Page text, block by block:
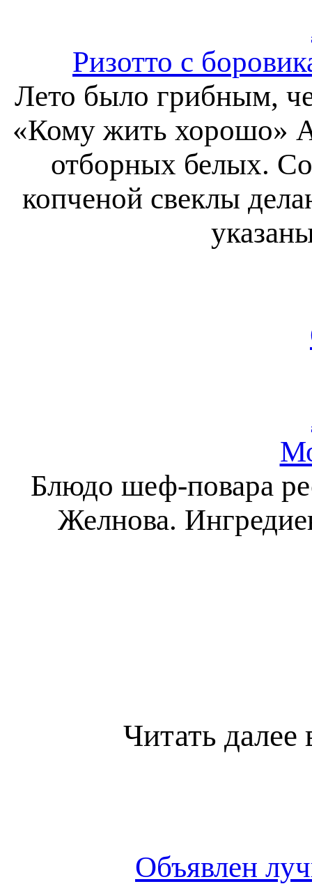
Ризотто с
Лето было грибным,
«Кому жить хорошо»
отборных белых.
копченой свеклы
Блюдо шеф-повара
Желнова.
Читать далее
Объявлен